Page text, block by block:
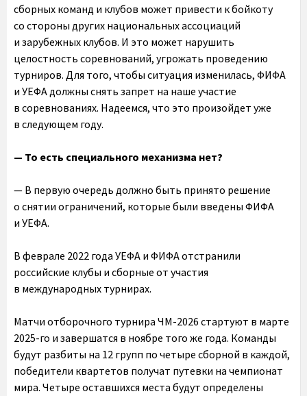
сборных команд и клубов может привести к бойкоту
со стороны других национальных ассоциаций
и зарубежных клубов. И это может нарушить
целостность соревнований, угрожать проведению
турниров. Для того, чтобы ситуация изменилась, ФИФА
и УЕФА должны снять запрет на наше участие
в соревнованиях. Надеемся, что это произойдет уже
в следующем году.
— То есть специального механизма нет?
— В первую очередь должно быть принято решение
о снятии ограничений, которые были введены ФИФА
и УЕФА.
В феврале 2022 года УЕФА и ФИФА отстранили
российские клубы и сборные от участия
в международных турнирах.
Матчи отборочного турнира ЧМ-2026 стартуют в марте
2025-го и завершатся в ноябре того же года. Команды
будут разбиты на 12 групп по четыре сборной в каждой,
победители квартетов получат путевки на чемпионат
мира. Четыре оставшихся места будут определены